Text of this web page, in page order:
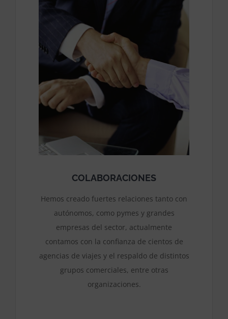
COLABORACIONES
Hemos creado fuertes relaciones tanto con
autónomos, como pymes y grandes
empresas del sector, actualmente
contamos con la confianza de cientos de
agencias de viajes y el respaldo de distintos
grupos comerciales, entre otras
organizaciones.